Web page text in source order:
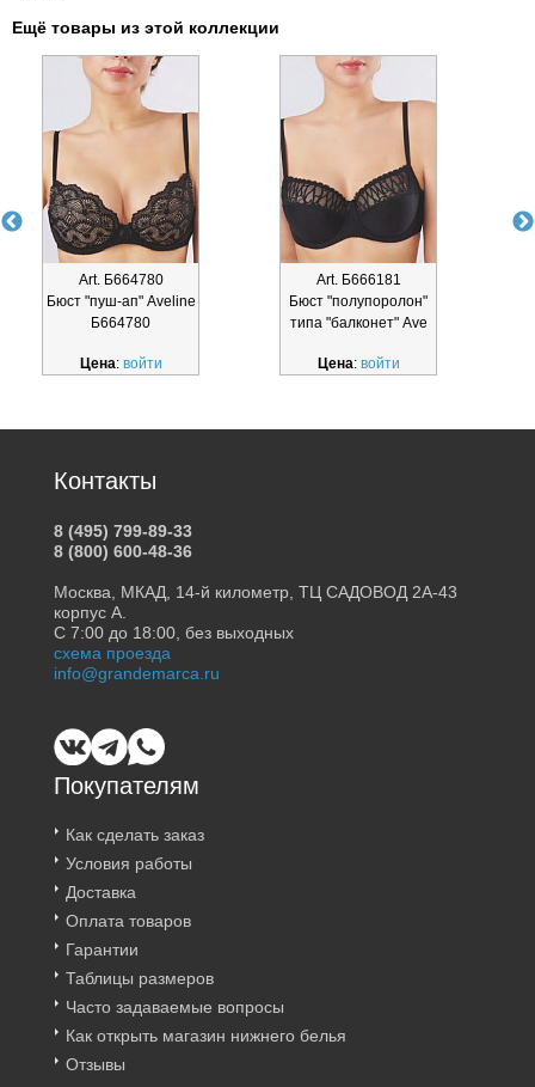
Ещё товары из этой коллекции
Art. Б664780
Бюст "пуш-ап" Aveline
Б664780
Цена: войти
Art. Б666181
Бюст "полупоролон"
типа "балконет" Ave
Цена: войти
Покупателям
Как сделать заказ
Условия работы
Доставка
Оплата товаров
Гарантии
Таблицы размеров
Часто задаваемые вопросы
Как открыть магазин нижнего белья
Отзывы
Контакты
8 (495) 799-89-33
8 (800) 600-48-36
Москва, МКАД, 14-й километр, ТЦ САДОВОД 2А-43
корпус А.
С 7:00 до 18:00, без выходных
схема проезда
info@grandemarca.ru